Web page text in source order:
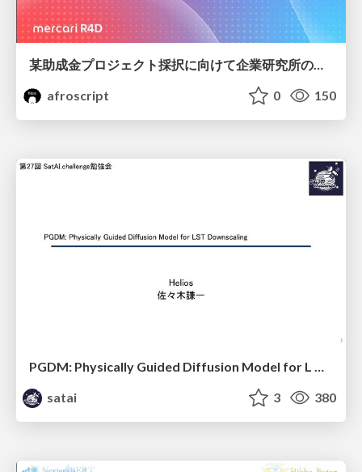
某助成金プロジェクト採択に向けて企業研究所のアウトリーチ専任者がやったこと
afroscript
0 150
satai
3 380